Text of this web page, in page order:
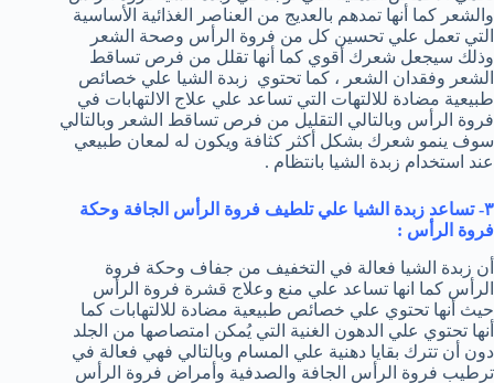
والشعر كما أنها تمدهم بالعديج من العناصر الغذائية الأساسية
التي تعمل علي تحسين كل من فروة الرأس وصحة الشعر
وذلك سيجعل شعرك أقوي كما أنها تقلل من فرص تساقط
الشعر وفقدان الشعر ، كما تحتوي زبدة الشيا علي خصائص
طبيعية مضادة للالتهات التي تساعد علي علاج الالتهابات في
فروة الرأس وبالتالي التقليل من فرص تساقط الشعر وبالتالي
سوف ينمو شعرك بشكل أكثر كثافة ويكون له لمعان طبيعي
عند استخدام زبدة الشيا بانتظام .
٣- تساعد زبدة الشيا علي تلطيف فروة الرأس الجافة وحكة
فروة الرأس :
أن زبدة الشيا فعالة في التخفيف من جفاف وحكة فروة
الرأس كما انها تساعد علي منع وعلاج قشرة فروة الرأس
حيث أنها تحتوي علي خصائص طبيعية مضادة للالتهابات كما
أنها تحتوي علي الدهون الغنية التي يُمكن امتصاصها من الجلد
دون أن تترك بقايا دهنية علي المسام وبالتالي فهي فعالة في
ترطيب فروة الرأس الجافة والصدفية وأمراض فروة الرأس